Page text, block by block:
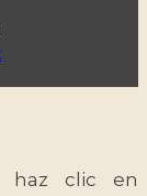
haz clic en